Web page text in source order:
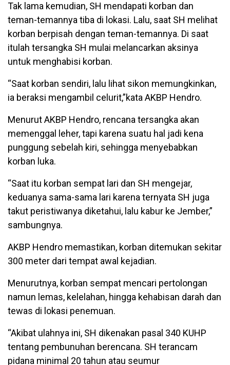
Tak lama kemudian, SH mendapati korban dan
teman-temannya tiba di lokasi. Lalu, saat SH melihat
korban berpisah dengan teman-temannya. Di saat
itulah tersangka SH mulai melancarkan aksinya
untuk menghabisi korban.
“Saat korban sendiri, lalu lihat sikon memungkinkan,
ia beraksi mengambil celurit,”kata AKBP Hendro.
Menurut AKBP Hendro, rencana tersangka akan
memenggal leher, tapi karena suatu hal jadi kena
punggung sebelah kiri, sehingga menyebabkan
korban luka.
“Saat itu korban sempat lari dan SH mengejar,
keduanya sama-sama lari karena ternyata SH juga
takut peristiwanya diketahui, lalu kabur ke Jember,”
sambungnya.
AKBP Hendro memastikan, korban ditemukan sekitar
300 meter dari tempat awal kejadian.
Menurutnya, korban sempat mencari pertolongan
namun lemas, kelelahan, hingga kehabisan darah dan
tewas di lokasi penemuan.
“Akibat ulahnya ini, SH dikenakan pasal 340 KUHP
tentang pembunuhan berencana. SH terancam
pidana minimal 20 tahun atau seumur